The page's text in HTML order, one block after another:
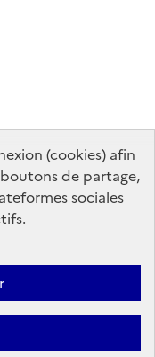
(cookies) afin
de partage,
sociales
info.gouv.fr
conforme
(cookies)
site